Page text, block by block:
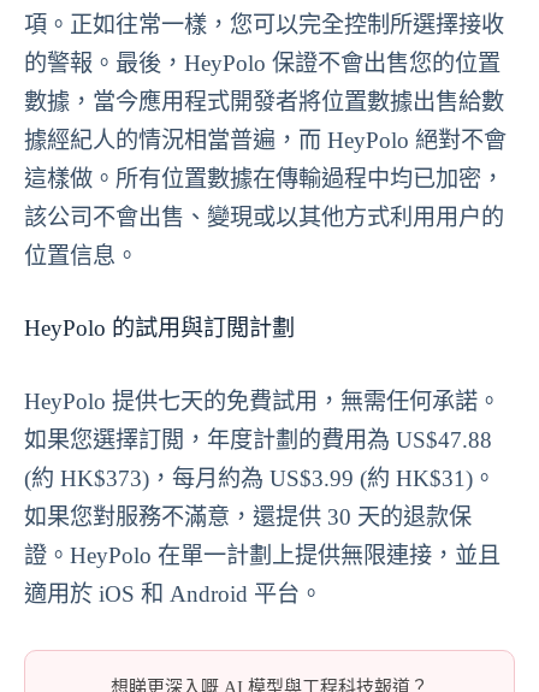
項。正如往常一樣，您可以完全控制所選擇接收
的警報。最後，HeyPolo 保證不會出售您的位置
數據，當今應用程式開發者將位置數據出售給數
據經紀人的情況相當普遍，而 HeyPolo 絕對不會
這樣做。所有位置數據在傳輸過程中均已加密，
該公司不會出售、變現或以其他方式利用用户的
位置信息。
HeyPolo 的試用與訂閲計劃
HeyPolo 提供七天的免費試用，無需任何承諾。
如果您選擇訂閲，年度計劃的費用為 US$47.88
(約 HK$373)，每月約為 US$3.99 (約 HK$31)。
如果您對服務不滿意，還提供 30 天的退款保
證。HeyPolo 在單一計劃上提供無限連接，並且
適用於 iOS 和 Android 平台。
想睇更深入嘅 AI 模型與工程科技報道？